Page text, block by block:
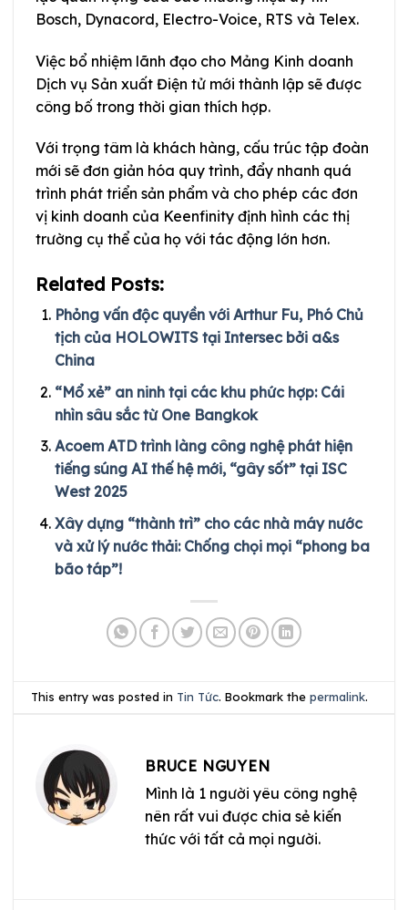
Bosch, Dynacord, Electro-Voice, RTS và Telex.
Việc bổ nhiệm lãnh đạo cho Mảng Kinh doanh
Dịch vụ Sản xuất Điện tử mới thành lập sẽ được
công bố trong thời gian thích hợp.
Với trọng tâm là khách hàng, cấu trúc tập đoàn
mới sẽ đơn giản hóa quy trình, đẩy nhanh quá
trình phát triển sản phẩm và cho phép các đơn
vị kinh doanh của Keenfinity định hình các thị
trường cụ thể của họ với tác động lớn hơn.
Related Posts:
Phỏng vấn độc quyền với Arthur Fu, Phó Chủ
tịch của HOLOWITS tại Intersec bởi a&s
China
“Mổ xẻ” an ninh tại các khu phức hợp: Cái
nhìn sâu sắc từ One Bangkok
Acoem ATD trình làng công nghệ phát hiện
tiếng súng AI thế hệ mới, “gây sốt” tại ISC
West 2025
Xây dựng “thành trì” cho các nhà máy nước
và xử lý nước thải: Chống chọi mọi “phong ba
bão táp”!
This entry was posted in Tin Tức. Bookmark thepermalink.
BRUCE NGUYEN
Mình là 1 người yêu công nghệ
nên rất vui được chia sẻ kiến
thức với tất cả mọi người.